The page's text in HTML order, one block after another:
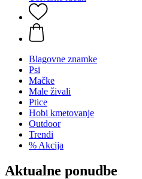
Blagovne znamke
Psi
Mačke
Male živali
Ptice
Hobi kmetovanje
Outdoor
Trendi
% Akcija
Aktualne ponudbe